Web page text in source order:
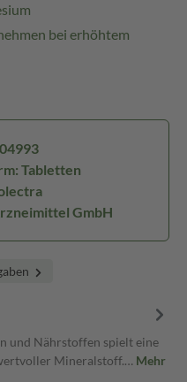
bei erhöhtem
Tabletten
GmbH
und Nährstoffen spielt eine
Mineralstoff.… Mehr